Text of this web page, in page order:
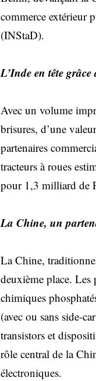
commerce extérieur
(INStaD).
L’Inde en tête
Avec un volume
brisures, d’une
partenaires
tracteurs à roues
pour 1,3 milliard de
La Chine, un
La Chine,
deuxième place.
chimiques
(avec ou sans side-
transistors et
rôle central de la
électroniques.